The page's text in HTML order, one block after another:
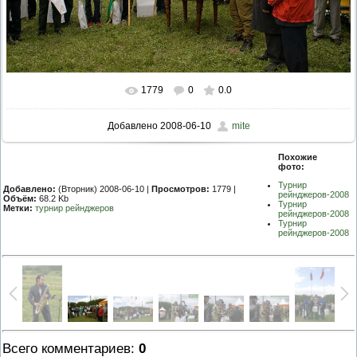
1779 0 0.0
Добавлено2008-06-10 mite
Добавлено: (Вторник) 2008-06-10 | Просмотров: 1779 |
Объём: 68.2 Kb
Метки: турнир рейнджеров
Похожие
фото:
Турнир
рейнджеров-2008
Турнир
рейнджеров-2008
Турнир
рейнджеров-2008
Всего комментариев: 0